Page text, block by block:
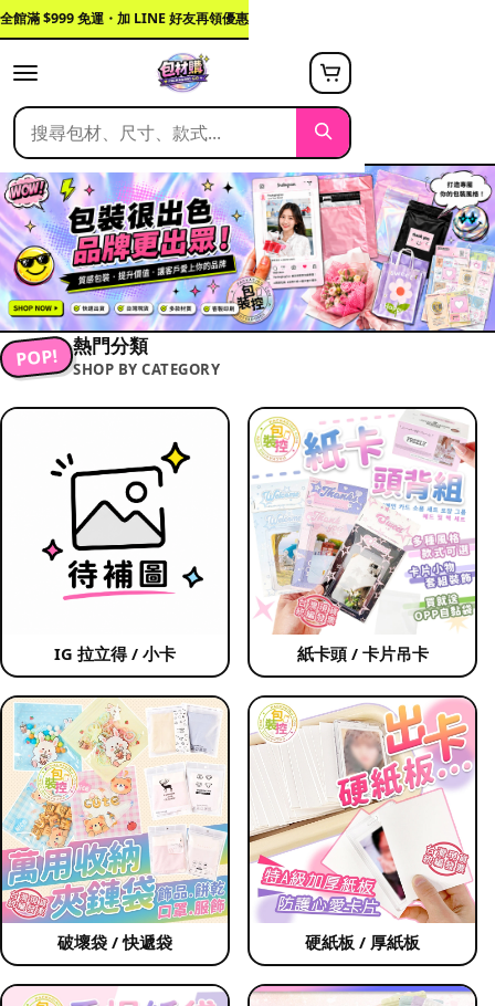
全館滿 $999 免運・加 LINE 好友再領優惠
POP! 熱門分類
SHOP BY CATEGORY
IG 拉立得 / 小卡 紙卡頭 / 卡片吊卡
破壞袋 / 快遞袋 硬紙板 / 厚紙板